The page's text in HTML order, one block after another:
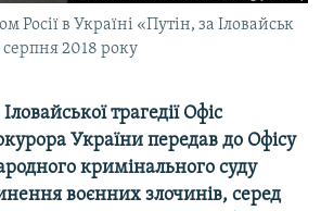
Росії в Україні «Путін, за Іловайськ
серпня 2018 року
трагедії Офіс
України передав до Офісу
кримінального суду
воєнних злочинів, серед